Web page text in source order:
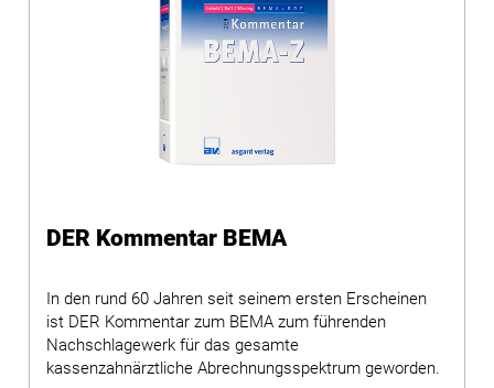
DER Kommentar BEMA
In den rund 60 Jahren seit seinem ersten Erscheinen
ist DER Kommentar zum BEMA zum führenden
Nachschlagewerk für das gesamte
kassenzahnärztliche Abrechnungsspektrum geworden.